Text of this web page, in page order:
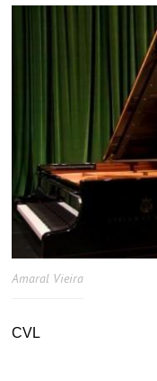
Amaral Vieira
CVL